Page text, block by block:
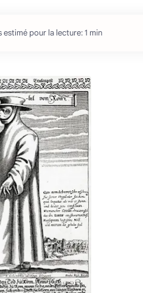
estimé pour la lecture: 1 min